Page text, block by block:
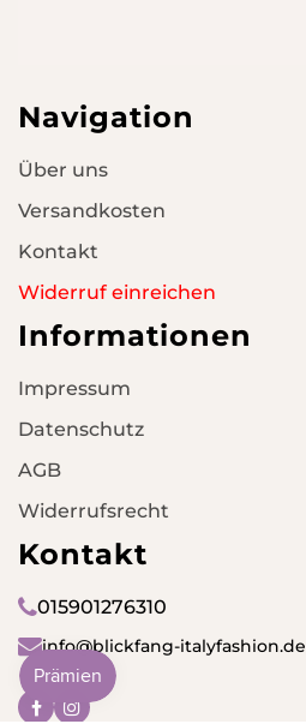
Navigation
Über uns
Versandkosten
Kontakt
Widerruf einreichen
Informationen
Impressum
Datenschutz
AGB
Widerrufsrecht
Kontakt
015901276310
info@blickfang-italyfashion.de
Facebook
Instagram